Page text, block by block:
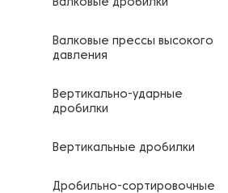
Валковые дробилки
Валковые прессы высокого
давления
Вертикально-ударные
дробилки
Вертикальные дробилки
Дробильно-сортировочные